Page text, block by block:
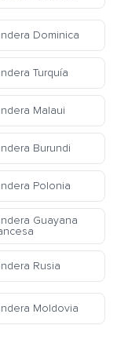
Dominica
Turquía
Malaui
Burundi
Polonia
Guayana
Rusia
Moldovia